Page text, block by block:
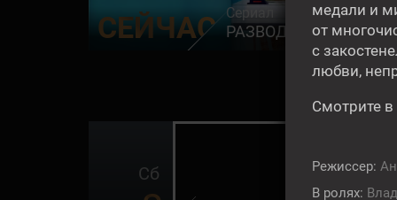
СЕЙЧАС Сериал
РАЗВОД ПО РАСЧЁТУ
Сб
медали и
от
с
любви,
Смотрите
Режиссер:
В ролях: